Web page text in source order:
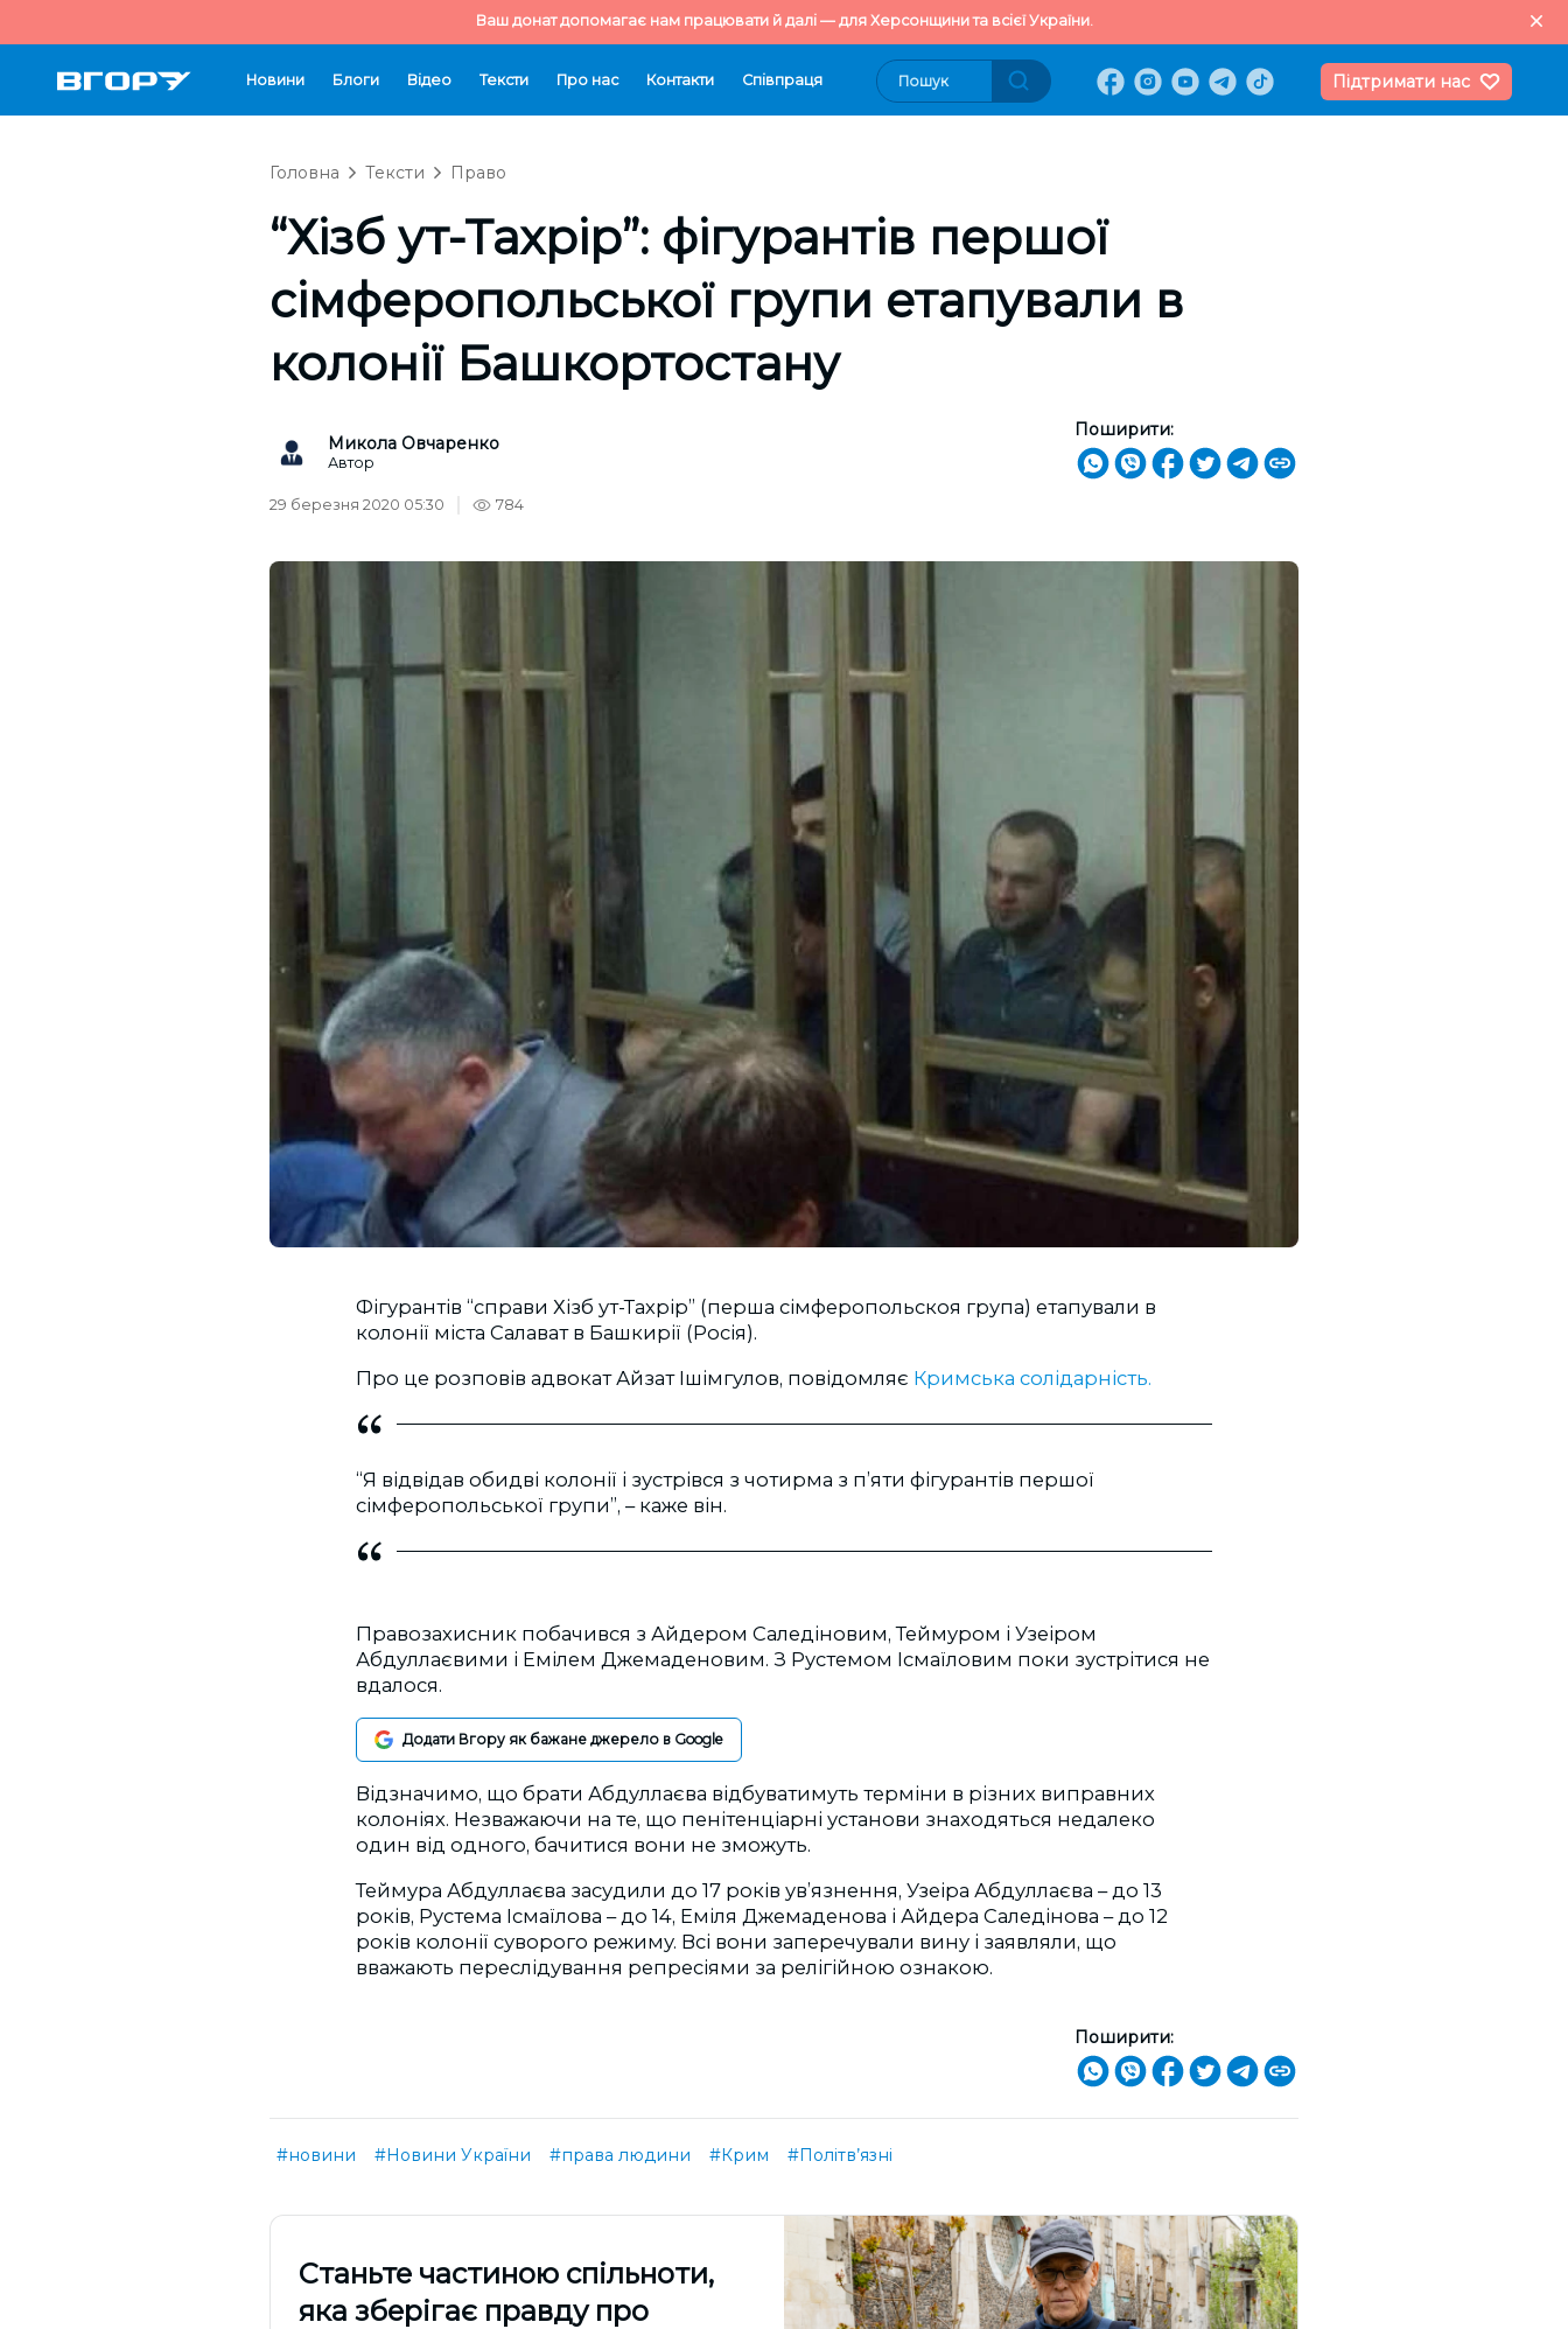
Ваш донат допомагає нам працювати й далі — для Херсонщини та всієї України.
Новини Блоги Відео Тексти Про нас Контакти Cпівпраця Підтримати нас
Головна Тексти Право
“Хізб ут-Тахрір”: фігурантів першої
сімферопольської групи етапували в
колонії Башкортостану
Микола Овчаренко
Автор
Поширити:
29 березня 2020 05:30 784
Фігурантів “справи Хізб ут-Тахрір” (перша сімферопольскоя група) етапували в
колонії міста Салават в Башкирії (Росія).
Про це розповів адвокат Айзат Ішімгулов, повідомляє Кримська солідарність.
“Я відвідав обидві колонії і зустрівся з чотирма з п’яти фігурантів першої
сімферопольської групи”, – каже він.
Правозахисник побачився з Айдером Саледіновим, Теймуром і Узеіром
Абдуллаєвими і Емілем Джемаденовим. З Рустемом Ісмаїловим поки зустрітися не
вдалося.
Додати Вгору як бажане джерело в Google
Відзначимо, що брати Абдуллаєва відбуватимуть терміни в різних виправних
колоніях. Незважаючи на те, що пенітенціарні установи знаходяться недалеко
один від одного, бачитися вони не зможуть.
Теймура Абдуллаєва засудили до 17 років ув’язнення, Узеіра Абдуллаєва – до 13
років, Рустема Ісмаїлова – до 14, Еміля Джемаденова і Айдера Саледінова – до 12
років колонії суворого режиму. Всі вони заперечували вину і заявляли, що
вважають переслідування репресіями за релігійною ознакою.
Поширити:
#новини #Новини України #права людини #Крим #Політв’язні
Cтаньте частиною спільноти,
яка зберігає правду про